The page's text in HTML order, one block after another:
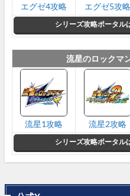
エグゼ4攻略 エグゼ5攻略
シリーズ攻略ポータル
流星のロックマ
流星1攻略 流星2攻略
シリーズ攻略ポータル